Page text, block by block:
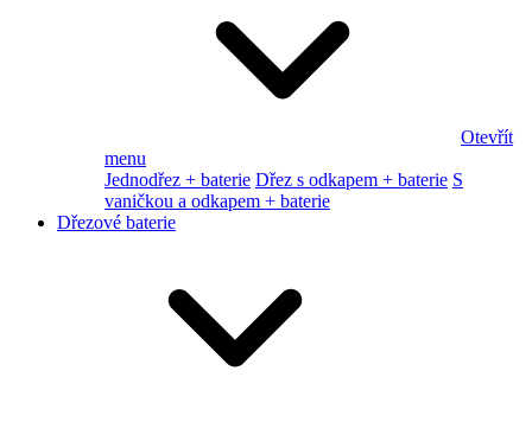
Otevřít
menu
Jednodřez + baterie Dřez s odkapem + baterie S
vaničkou a odkapem + baterie
Dřezové baterie